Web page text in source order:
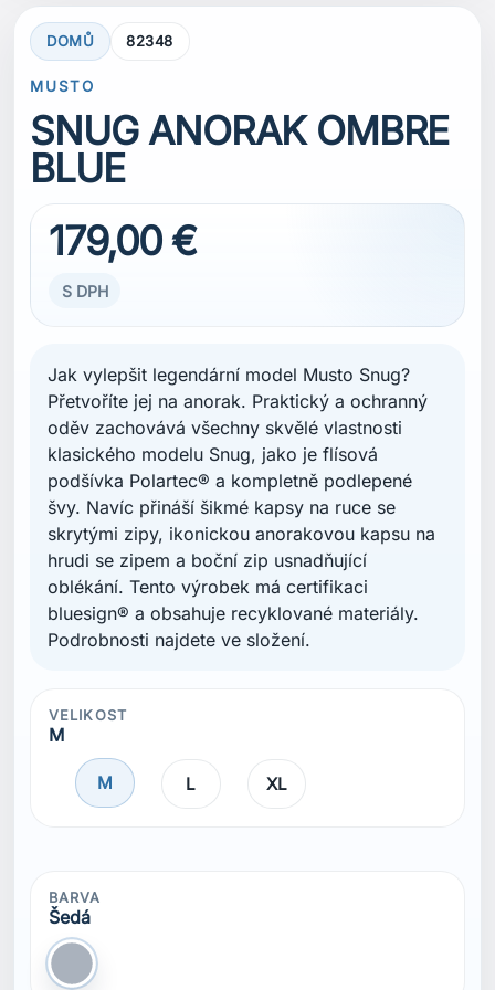
DOMŮ 82348
MUSTO
SNUG ANORAK OMBRE
BLUE
179,00 €
S DPH
Jak vylepšit legendární model Musto Snug?
Přetvoříte jej na anorak. Praktický a ochranný
oděv zachovává všechny skvělé vlastnosti
klasického modelu Snug, jako je flísová
podšívka Polartec® a kompletně podlepené
švy. Navíc přináší šikmé kapsy na ruce se
skrytými zipy, ikonickou anorakovou kapsu na
hrudi se zipem a boční zip usnadňující
oblékání. Tento výrobek má certifikaci
bluesign® a obsahuje recyklované materiály.
Podrobnosti najdete ve složení.
VELIKOST
M
M L XL
BARVA
Šedá
Šedá